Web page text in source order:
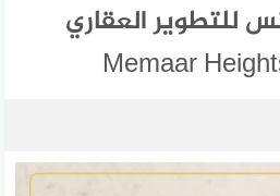
للتطوير العقاري
Memaar